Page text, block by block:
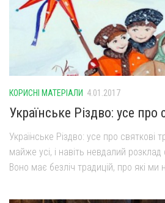
КОРИСНІ МАТЕРІАЛИ 4.01.2017
Українське Різдво: усе про
Українське Різдво: усе про святкові
майже усі, і навіть невдалий розклад
Воно має безліч традицій, про які